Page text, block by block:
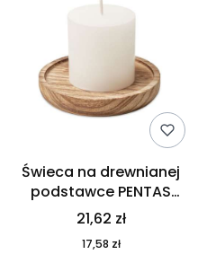
Świeca na drewnianej
podstawce PENTAS
MO6282-40
21,62 zł
17,58 zł